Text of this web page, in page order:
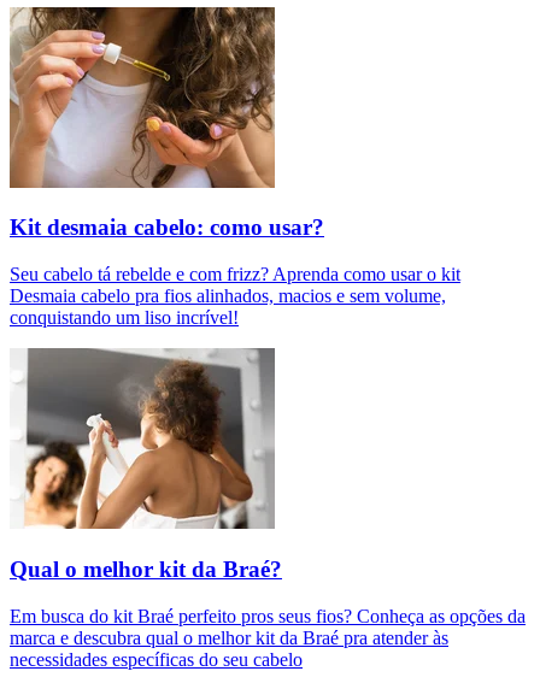
Kit desmaia cabelo: como usar?
Seu cabelo tá rebelde e com frizz? Aprenda como usar o kit
Desmaia cabelo pra fios alinhados, macios e sem volume,
conquistando um liso incrível!
Qual o melhor kit da Braé?
Em busca do kit Braé perfeito pros seus fios? Conheça as opções da
marca e descubra qual o melhor kit da Braé pra atender às
necessidades específicas do seu cabelo